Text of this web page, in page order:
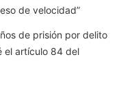
de velocidad”
de prisión por delito
el artículo 84 del